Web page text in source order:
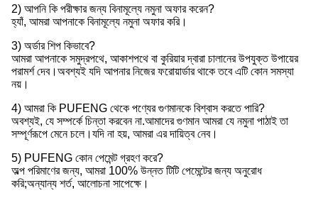
2) আপনি কি পরীক্ষার জন্য বিনামূল্যে নমুনা অফার করেন?
হ্যাঁ, আমরা আপনাকে বিনামূল্যে নমুনা অফার করি।
3) অর্ডার শিপ কিভাবে?
আমরা আপনাকে সমুদ্রপথে, আকাশপথে বা কুরিয়ার দ্বারা চালানের উপযুক্ত উপায়ের
পরামর্শ দেব।অবশ্যই যদি আপনার নিজের ফরোয়ার্ডার থাকে তবে এটি কোন সমস্যা
নয়।
4) আমরা কি PUFENG থেকে পণ্যের গুণমানকে বিশ্বাস করতে পারি?
অবশ্যই, যে সম্পর্কে চিন্তা করবেন না.আমাদের গুণমান আমরা যে নমুনা পাঠাই তা
সম্পূর্ণরূপে মেনে চলে।যদি না হয়, আমরা এর দায়িত্ব নেব।
5) PUFENG কোন পেমেন্ট গ্রহণ করে?
অল্প পরিমাণের জন্য, আমরা 100% উন্নত টিটি পেমেন্টের জন্য অনুরোধ
করি;অন্যান্য শর্ত, আলোচনা সাপেক্ষে।